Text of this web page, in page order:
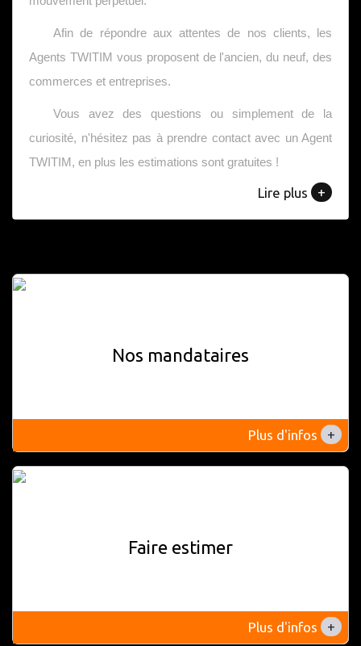
Afin de répondre aux attentes de nos clients, les
Agents TWITIM vous proposent de l'ancien, du neuf, des
commerces et entreprises.
Vous avez des questions ou simplement de la
curiosité, n'hésitez pas à prendre contact avec un Agent
TWITIM, en plus les estimations sont gratuites !
Lire plus +
Nos mandataires
Plus d'infos +
Faire estimer
Plus d'infos +